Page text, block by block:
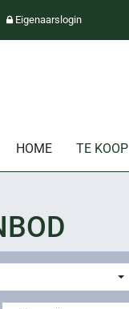
Eigenaarslogin
HOME TE KOOP